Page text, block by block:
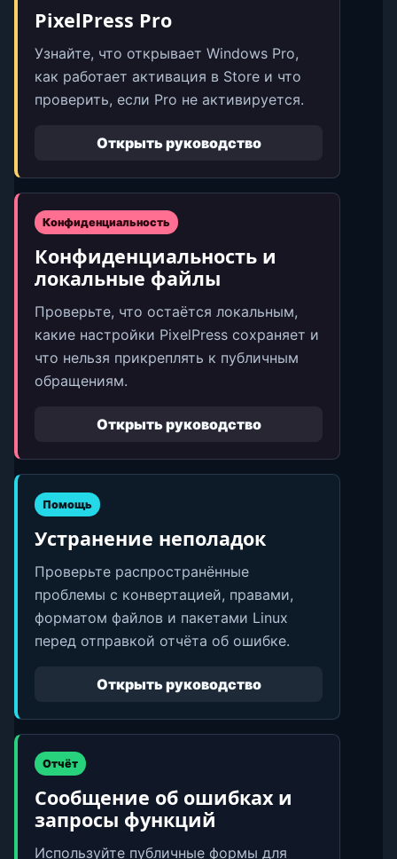
PixelPress Pro
Узнайте, что открывает Windows Pro,
как работает активация в Store и что
проверить, если Pro не активируется.
Открыть руководство
Конфиденциальность
Конфиденциальность и
локальные файлы
Проверьте, что остаётся локальным,
какие настройки PixelPress сохраняет и
что нельзя прикреплять к публичным
обращениям.
Открыть руководство
Помощь
Устранение неполадок
Проверьте распространённые
проблемы с конвертацией, правами,
форматом файлов и пакетами Linux
перед отправкой отчёта об ошибке.
Открыть руководство
Отчёт
Сообщение об ошибках и
запросы функций
Используйте публичные формы для